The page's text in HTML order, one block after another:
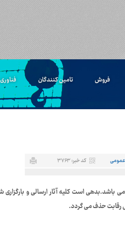
فروش تامین کنندگان فناوری
عمومی کد خبر: ۳۷۶۳
مهلت ارسال آثار هنری مورخ ۳۰/۱۱/۹۶ می باشد.بدهی است
حذف می گردد.